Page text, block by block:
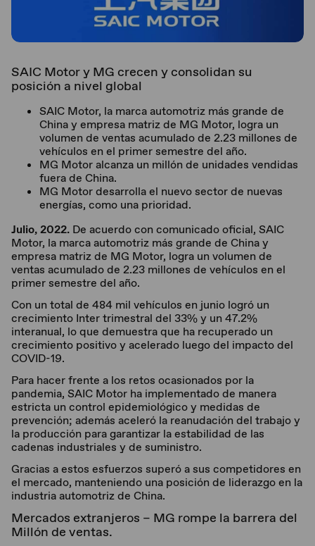
SAIC Motor y MG crecen y consolidan su
posición a nivel global
SAIC Motor, la marca automotriz más grande de
China y empresa matriz de MG Motor, logra un
volumen de ventas acumulado de 2.23 millones de
vehículos en el primer semestre del año.
MG Motor alcanza un millón de unidades vendidas
fuera de China.
MG Motor desarrolla el nuevo sector de nuevas
energías, como una prioridad.
Julio, 2022. De acuerdo con comunicado oficial, SAIC
Motor, la marca automotriz más grande de China y
empresa matriz de MG Motor, logra un volumen de
ventas acumulado de 2.23 millones de vehículos en el
primer semestre del año.
Con un total de 484 mil vehículos en junio logró un
crecimiento Inter trimestral del 33% y un 47.2%
interanual, lo que demuestra que ha recuperado un
crecimiento positivo y acelerado luego del impacto del
COVID-19.
Para hacer frente a los retos ocasionados por la
pandemia, SAIC Motor ha implementado de manera
estricta un control epidemiológico y medidas de
prevención; además aceleró la reanudación del trabajo y
la producción para garantizar la estabilidad de las
cadenas industriales y de suministro.
Gracias a estos esfuerzos superó a sus competidores en
el mercado, manteniendo una posición de liderazgo en la
industria automotriz de China.
Mercados extranjeros – MG rompe la barrera del
Millón de ventas.